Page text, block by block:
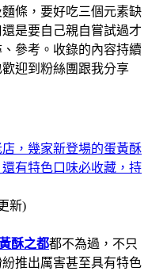
條，要好吃三個元素缺
是要自己親自嘗試過才
參考。收錄的內容持續
迎到粉絲團跟我分享
，幾家新登場的蛋黃酥
有特色口味必收藏，持
新)
酥之都都不為過，不只
推出厲害甚至具有特色